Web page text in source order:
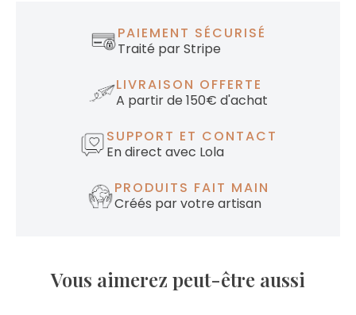
PAIEMENT SÉCURISÉ
Traité par Stripe
LIVRAISON OFFERTE
A partir de 150€ d'achat
SUPPORT ET CONTACT
En direct avec Lola
PRODUITS FAIT MAIN
Créés par votre artisan
Vous aimerez peut-être aussi